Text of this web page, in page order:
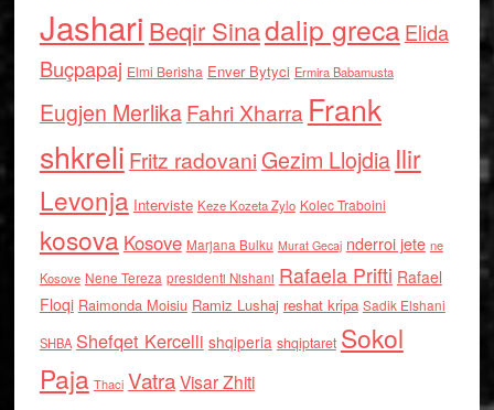
Jashari Beqir Sinadalip grecaElida
Buçpapaj Elmi Berisha Enver Bytyci Ermira Babamusta
Eugjen MerlikaFahri Xharra Frank
shkreli Fritz radovaniGezim Llojdia Ilir
Levonja Interviste Keze Kozeta Zylo Kolec Traboini
kosova Kosove Marjana Bulku Murat Gecaj nderroi jete ne
Kosove Nene Tereza presidenti Nishani Rafaela Prifti Rafael
Floqi Raimonda Moisiu Ramiz Lushaj reshat kripa Sadik Elshani
SHBA Shefqet Kercelli shqiperia shqiptaret Sokol
Paja Thaci VatraVisar Zhiti